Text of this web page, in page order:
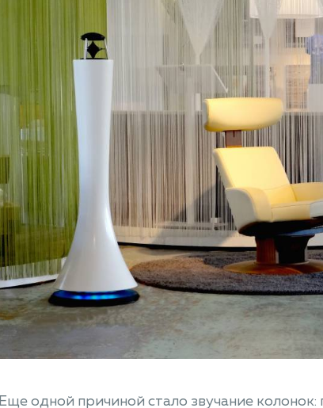
Еще одной причиной стало звучание колонок: